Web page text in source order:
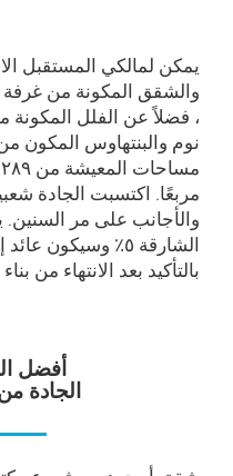
يمكن لمالكي المستقبل
والشقق المكونة من
، فضلاً عن الفلل
نوم والبنتهاوس المكون
مربعًا. اكتسبت الجادة
والأجانب على مر السنين.
الشارقة ٥٪
بالتأكيد بعد الانتهاء من
أفضل
الجادة